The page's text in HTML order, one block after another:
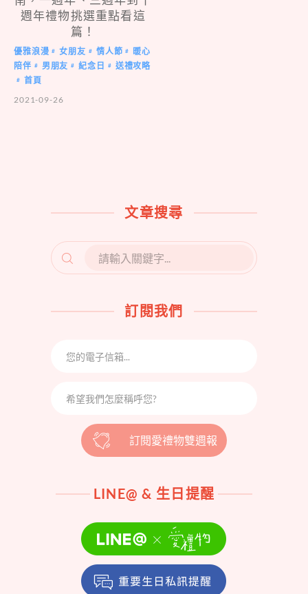
週年禮物挑選重點看這
篇！
優雅浪漫 # 女朋友 # 情人節 #
暖心
陪伴 # 男朋友 # 紀念日 # 送禮攻略
# 首頁
2021-09-26
文章搜尋
SEARCH
FOR:
訂閱我們
訂閱愛禮物雙週報
LINE@ & 生日提醒